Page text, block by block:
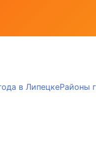
в ЛипецкеРайоны